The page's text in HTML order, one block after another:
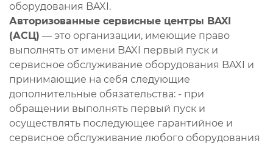
оборудования BAXI.
Авторизованные сервисные центры BAXI
(АСЦ) — это организации, имеющие право
выполнять от имени BAXI первый пуск и
сервисное обслуживание оборудования BAXI и
принимающие на себя следующие
дополнительные обязательства: - при
обращении выполнять первый пуск и
осуществлять последующее гарантийное и
сервисное обслуживание любого оборудования